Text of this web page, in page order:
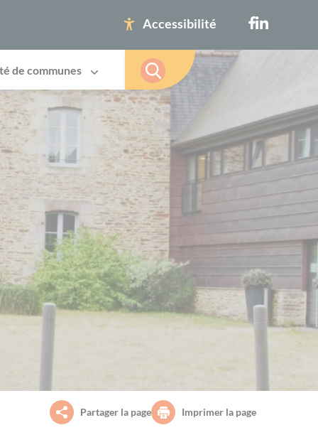
Accessibilité
de communes
Partager la page Imprimer la page